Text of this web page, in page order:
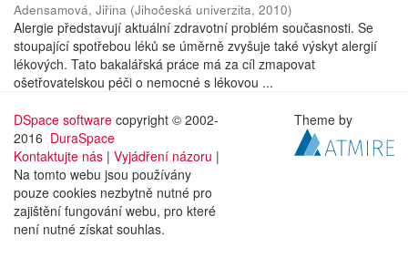
Adensamová, Jiřina (Jihočeská univerzita, 2010)
Alergie představují aktuální zdravotní problém současnosti. Se
stoupající spotřebou léků se úměrně zvyšuje také výskyt alergií
lékových. Tato bakalářská práce má za cíl zmapovat
ošetřovatelskou péči o nemocné s lékovou ...
DSpace software copyright © 2002-
2016 DuraSpace
Kontaktujte nás | Vyjádření názoru |
Na tomto webu jsou používány
pouze cookies nezbytně nutné pro
zajištění fungování webu, pro které
není nutné získat souhlas.
Theme by